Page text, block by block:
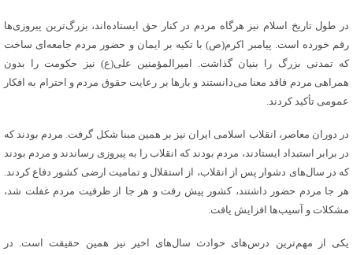
در طول تاریخ اسلام نیز هرگاه مردم در کنار حق ایستاده‌اند، بزرگ‌ترین پیروزی‌ها
رقم خورده است. پیامبر اکرم(ص) با تکیه بر ایمان و حضور مردم جامعه‌ای ساخت
که تمدنی بزرگ را بنیان گذاشت. امیرالمؤمنین علی(ع) نیز حکومت را بدون
همراهی مردم فاقد معنا می‌دانستند و بارها بر رعایت حقوق مردم و احترام به افکار
عمومی تأکید کردند.
در دوران معاصر، انقلاب اسلامی ایران نیز بر همین مبنا شکل گرفت. مردم بودند که
در برابر استبداد ایستادند، مردم بودند که انقلاب را به پیروزی رساندند و مردم بودند
که در سال‌های دشوار پس از انقلاب، از استقلال و تمامیت ارضی کشور دفاع کردند.
هر جا مردم حضور داشتند، کشور پیش رفت و هر جا از ظرفیت مردم غفلت شد،
مشکلات و آسیب‌ها افزایش یافت.
یکی از مهم‌ترین درس‌های حوادث سال‌های اخیر نیز همین حقیقت است. در